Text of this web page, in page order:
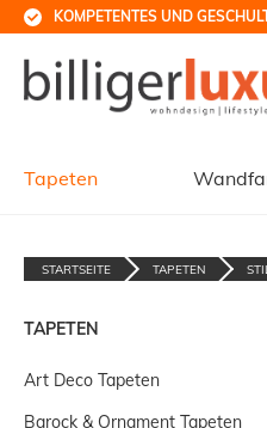
KOMPETENTES UND
Tapeten
STARTSEITE TAPETEN
TAPETEN
Barock & Ornament Tapeten
Art Deco Tapeten